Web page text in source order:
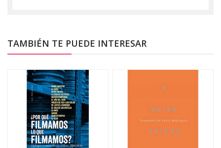
TAMBIÉN TE PUEDE INTERESAR